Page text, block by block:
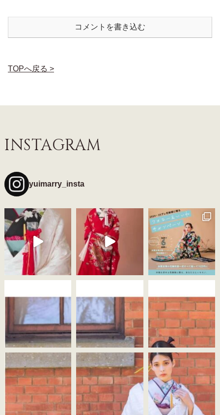
コメントを書き込む
TOPへ戻る >
INSTAGRAM
yuimarry_insta